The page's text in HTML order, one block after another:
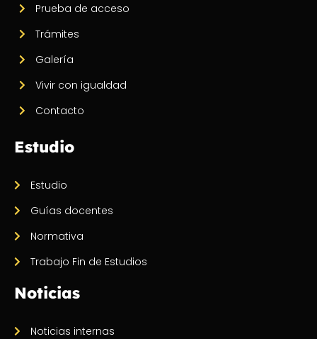
Prueba de acceso
Trámites
Galería
Vivir con igualdad
Contacto
Estudio
Estudio
Guías docentes
Normativa
Trabajo Fin de Estudios
Noticias
Noticias internas